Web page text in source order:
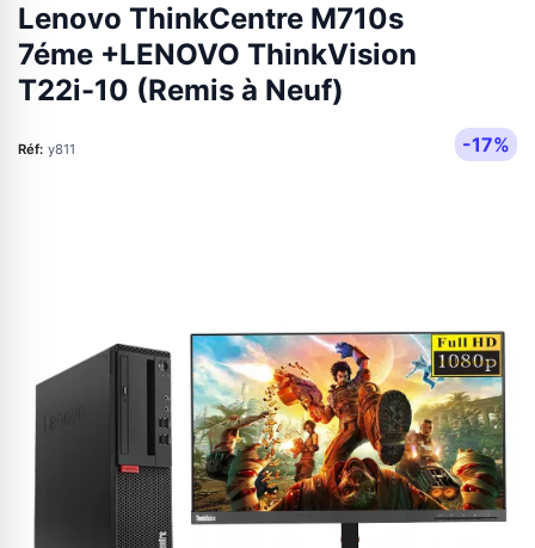
Lenovo ThinkCentre M710s
7éme +LENOVO ThinkVision
T22i-10 (Remis à Neuf)
Réf: y811 -17%